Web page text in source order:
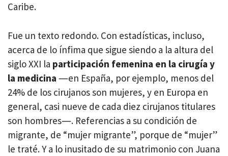
Caribe.
Fue un texto redondo. Con estadísticas, incluso,
acerca de lo ínfima que sigue siendo a la altura del
siglo XXI la participación femenina en la cirugía y
la medicina ―en España, por ejemplo, menos del
24% de los cirujanos son mujeres, y en Europa en
general, casi nueve de cada diez cirujanos titulares
son hombres―. Referencias a su condición de
migrante, de “mujer migrante”, porque de “mujer”
le traté. Y a lo inusitado de su matrimonio con Juana